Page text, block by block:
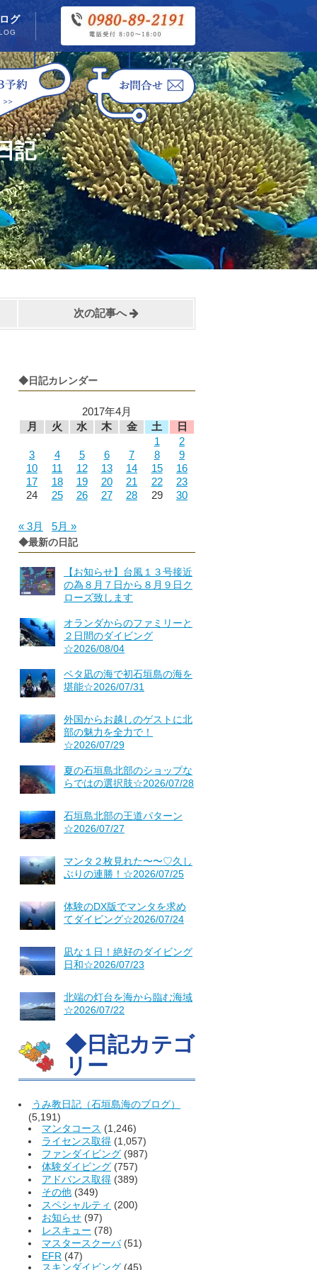
グ
記
次の記事へ
◆日記カレンダー
2017年4月
月
火 水 木 金 土
日
1
2
3
4 5 6 7 8
9
10
11 12 13 14 15
16
17
18 19 20 21 22
23
24
25 26 27 28 29 30
« 3月 5月 »
◆最新の日記
【お知らせ】台風１３号接近
の為８月７日から８月９日ク
ローズ致します
オランダからのファミリーと
２日間のダイビング
☆2026/08/04
ベタ凪の海で初石垣島の海を
堪能☆2026/07/31
外国からお越しのゲストに北
部の魅力を全力で！
☆2026/07/29
夏の石垣島北部のショップな
らではの選択肢☆2026/07/28
石垣島北部の王道パターン
☆2026/07/27
マンタ２枚見れた〜〜♡久し
ぶりの連勝！☆2026/07/25
体験のDX版でマンタを求め
てダイビング☆2026/07/24
凪な１日！絶好のダイビング
日和☆2026/07/23
北端の灯台を海から臨む海域
☆2026/07/22
◆日記カテゴ
リー
うみ教日記（石垣島海のブログ）
(5,191)
マンタコース (1,246)
ライセンス取得 (1,057)
ファンダイビング (987)
体験ダイビング (757)
アドバンス取得 (389)
その他 (349)
スペシャルティ (200)
お知らせ (97)
レスキュー (78)
マスタースクーバ(51)
EFR (47)
スキンダイビング (45)